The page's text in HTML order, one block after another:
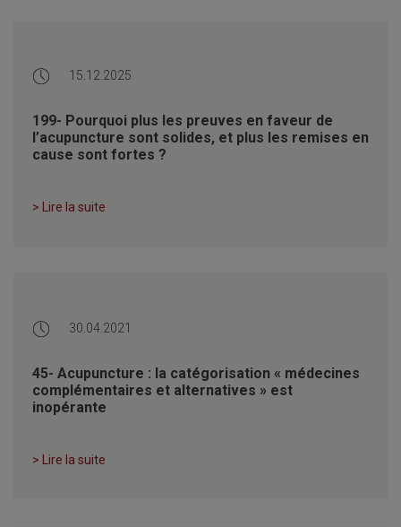
15.12.2025
199- Pourquoi plus les preuves en faveur de
l’acupuncture sont solides, et plus les remises en
cause sont fortes ?
> Lire la suite
30.04.2021
45- Acupuncture : la catégorisation « médecines
complémentaires et alternatives » est
inopérante
> Lire la suite